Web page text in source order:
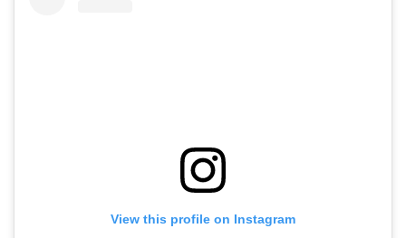
View this profile on Instagram